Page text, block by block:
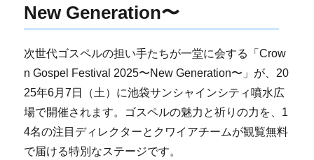
New Generation〜
次世代ゴスペルの担い手たちが一堂に会する「Crow
n Gospel Festival 2025〜New Generation〜」が、20
25年6月7日（土）に池袋サンシャインシティ噴水広
場で開催されます。ゴスペルの魅力と祈りの力を、1
4名の注目ディレクターとクワイアチームが観覧無料
で届ける特別なステージです。